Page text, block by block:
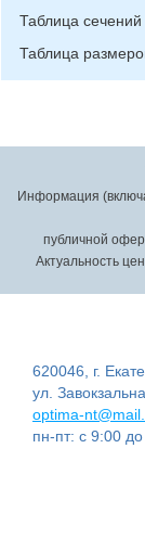
Таблица
Таблица
Информация
публичной
Актуальность
620046, г.
ул.
optima-
пн-пт: с 9:00